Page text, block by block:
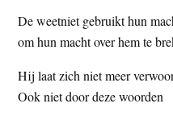
De weetniet gebruikt hun
om hun macht over hem te
Hij laat zich niet meer
Ook niet door deze woorden